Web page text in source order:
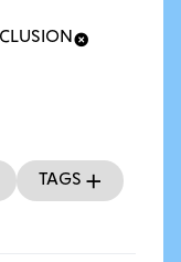
Tags